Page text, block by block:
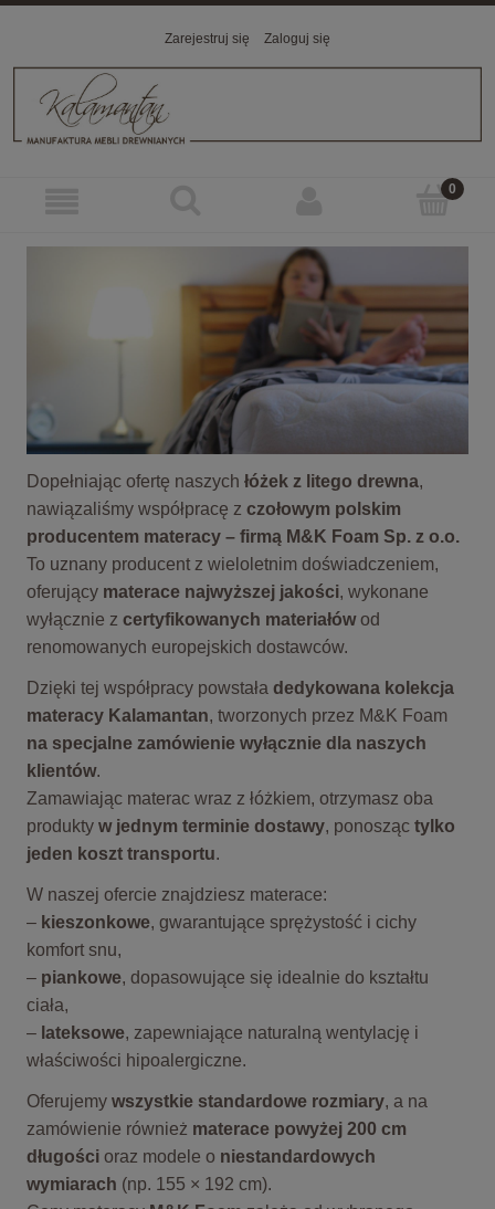
Zarejestruj się Zaloguj się
Dopełniając ofertę naszych łóżek z litego drewna,
nawiązaliśmy współpracę z czołowym polskim
producentem materacy – firmą M&K Foam Sp. z o.o.
To uznany producent z wieloletnim doświadczeniem,
oferujący materace najwyższej jakości, wykonane
wyłącznie z certyfikowanych materiałówod
renomowanych europejskich dostawców.
Dzięki tej współpracy powstała dedykowana kolekcja
materacy Kalamantan, tworzonych przez M&K Foam
na specjalne zamówienie wyłącznie dla naszych
klientów.
Zamawiając materac wraz z łóżkiem, otrzymasz oba
produkty w jednym terminie dostawy, ponosząc tylko
jeden koszt transportu.
W naszej ofercie znajdziesz materace:
– kieszonkowe, gwarantujące sprężystość i cichy
komfort snu,
– piankowe, dopasowujące się idealnie do kształtu
ciała,
– lateksowe, zapewniające naturalną wentylację i
właściwości hipoalergiczne.
Oferujemy wszystkie standardowe rozmiary, a na
zamówienie również materace powyżej 200 cm
długości oraz modele o niestandardowych
wymiarach (np. 155 × 192 cm).